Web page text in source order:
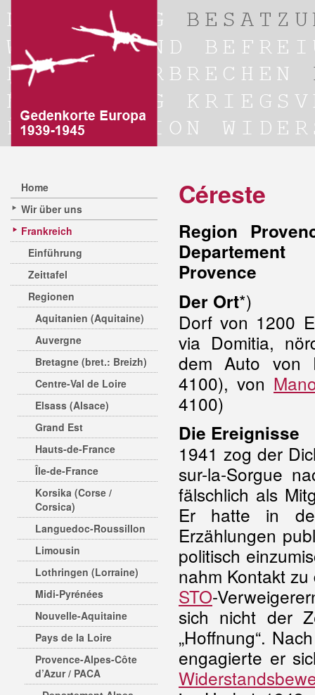
Home
Wir über uns
Frankreich
Einführung
Zeittafel
Regionen
Aquitanien (Aquitaine)
Auvergne
Bretagne (bret.: Breizh)
Centre-Val de Loire
Elsass (Alsace)
Grand Est
Hauts-de-France
Île-de-France
Korsika (Corse /
Corsica)
Languedoc-Roussillon
Limousin
Lothringen (Lorraine)
Midi-Pyrénées
Nouvelle-Aquitaine
Pays de la Loire
Provence-Alpes-Côte
d’Azur / PACA
Céreste
Region
Provence
Der Ort*)
Dorf von 1200
via Domitia,
dem Auto von
4100), von
4100)
Die Ereignisse
1941 zog der
sur-la-Sorgue
fälschlich als
Er hatte in
Erzählungen
politisch
nahm Kontakt
STO-
sich nicht der
„Hoffnung“.
engagierte er